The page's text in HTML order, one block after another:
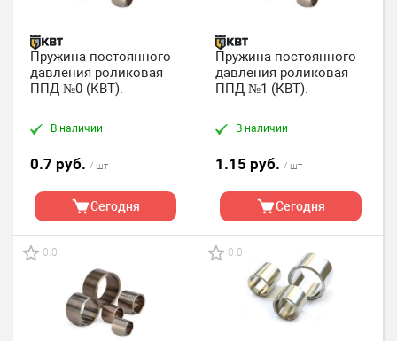
Пружина постоянного
давления роликовая
ППД №0 (КВТ).
В наличии
0.7 руб. / шт
Сегодня
Пружина постоянного
давления роликовая
ППД №1 (КВТ).
В наличии
1.15 руб. / шт
Сегодня
0.0 0.0